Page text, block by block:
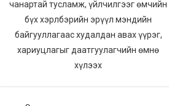
чанартай тусламж, үйлчилгээг өмчийн
бүх хэрлбэрийн эрүүл мэндийн
байгууллагаас худалдан авах үүрэг,
хариуцлагыг даатгуулагчийн өмнө
хүлээх